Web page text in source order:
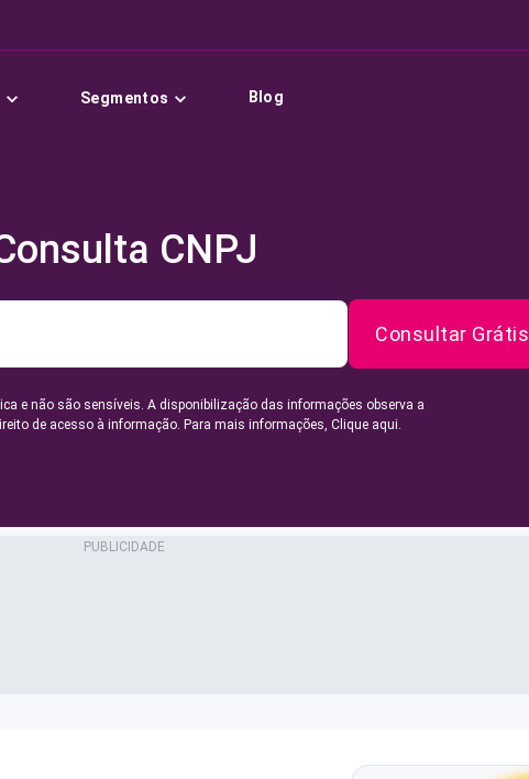
Segmentos Blog
CNPJ
Consultar Grátis
e não são sensíveis. A disponibilização das informações observa a
de acesso à informação. Para mais informações, Clique aqui.